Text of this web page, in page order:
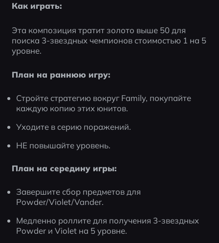
Как играть:
Эта композиция тратит золото выше 50 для
поиска 3-звездных чемпионов стоимостью 1 на 5
уровне.
План на раннюю игру:
Стройте стратегию вокруг Family, покупайте
каждую копию этих юнитов.
Уходите в серию поражений.
НЕ повышайте уровень.
План на середину игры:
Завершите сбор предметов для
Powder/Violet/Vander.
Медленно роллите для получения 3-звездных
Powder и Violet на 5 уровне.